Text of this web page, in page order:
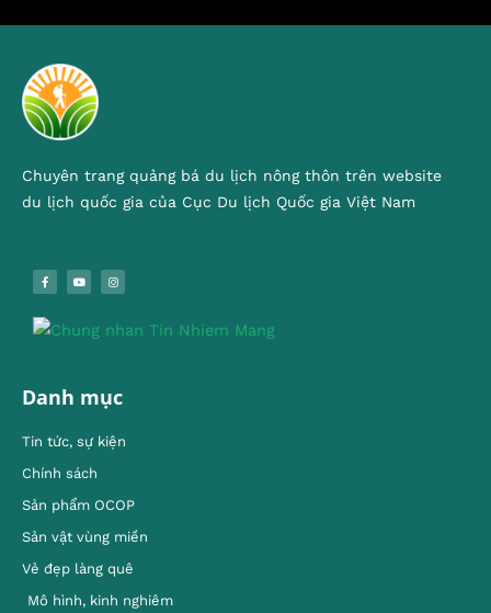
Chuyên trang quảng bá du lịch nông thôn trên website
du lịch quốc gia của Cục Du lịch Quốc gia Việt Nam
Danh mục
Tin tức, sự kiện
Chính sách
Sản phẩm OCOP
Sản vật vùng miền
Vẻ đẹp làng quê
Mô hình, kinh nghiêm